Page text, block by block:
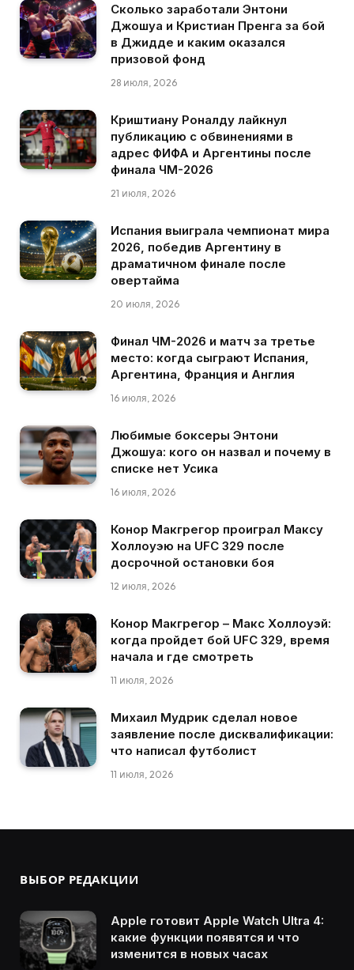
Сколько заработали Энтони
Джошуа и Кристиан Пренга за бой
в Джидде и каким оказался
призовой фонд
28 июля, 2026
Криштиану Роналду лайкнул
публикацию с обвинениями в
адрес ФИФА и Аргентины после
финала ЧМ-2026
21 июля, 2026
Испания выиграла чемпионат мира
2026, победив Аргентину в
драматичном финале после
овертайма
20 июля, 2026
Финал ЧМ-2026 и матч за третье
место: когда сыграют Испания,
Аргентина, Франция и Англия
16 июля, 2026
Любимые боксеры Энтони
Джошуа: кого он назвал и почему в
списке нет Усика
16 июля, 2026
Конор Макгрегор проиграл Максу
Холлоуэю на UFC 329 после
досрочной остановки боя
12 июля, 2026
Конор Макгрегор – Макс Холлоуэй:
когда пройдет бой UFC 329, время
начала и где смотреть
11 июля, 2026
Михаил Мудрик сделал новое
заявление после дисквалификации:
что написал футболист
11 июля, 2026
ВЫБОР РЕДАКЦИИ
Apple готовит Apple Watch Ultra 4:
какие функции появятся и что
изменится в новых часах